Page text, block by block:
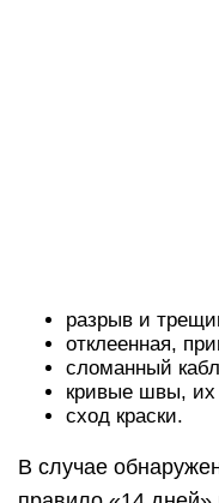
Осуществляется
обменять
на
поменять на
снизить цену
просить